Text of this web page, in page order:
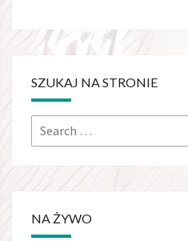
SZUKAJ NA STRONIE
NA ŻYWO